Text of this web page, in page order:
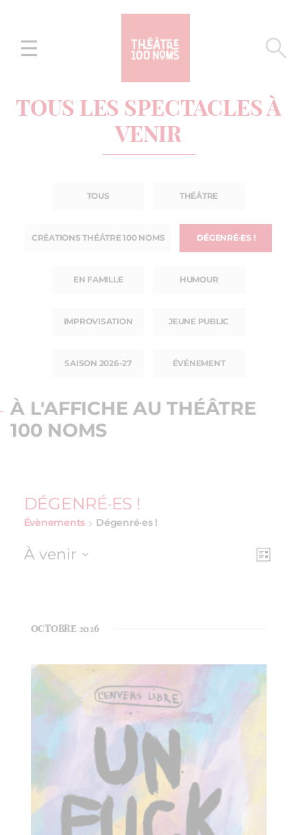
menu
TOUS LES SPECTACLES À
VENIR
TOUS THÉÂTRE
CRÉATIONS THÉÂTRE 100 NOMS DÉGENRÉ·ES !
EN FAMILLE HUMOUR
IMPROVISATION JEUNE PUBLIC
SAISON 2026-27 ÉVÉNEMENT
À L'AFFICHE AU THÉÂTRE
100 NOMS
DÉGENRÉ·ES !
Évènements Dégenré·es !
Liste
À venir
OCTOBRE 2026